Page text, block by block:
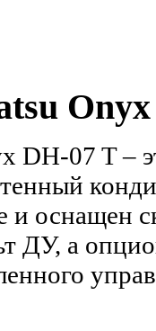
DH-07 T –
и оснащен
ДУ, а